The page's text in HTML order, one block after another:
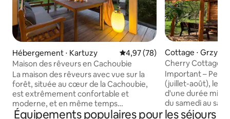
Hébergement ⋅ Kartuzy Évaluation moyenne sur la
4,97 (78)
Maison des rêveurs en Cachoubie
La maison des rêveurs avec vue sur la
forêt, située au cœur de la Cachoubie,
est extrêmement confortable et
moderne, et en même temps
accueillante, avec des meubles et des
Cottage ⋅
Cherry Cottage +
Natura
Important –
(juillet-août), les
d'une durée
du samedi au
en bois
Équipements populaires pour les séjours